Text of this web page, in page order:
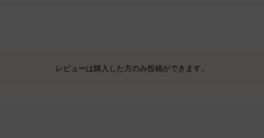
レビューは購入した方のみ投稿ができます。